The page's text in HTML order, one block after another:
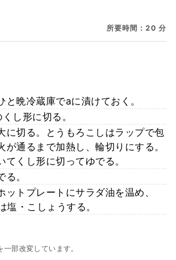
所要時間：20 分
と晩冷蔵庫でaに漬けておく。
し形に切る。
に切る。とうもろこしはラップで包
が通るまで加熱し、輪切りにする。
てくし形に切ってゆでる。
。
ットプレートにサラダ油を温め、
塩・こしょうする。
部改変しています。